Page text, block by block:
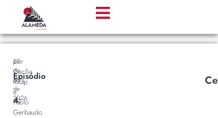
Episódio
4:
por
Cecília
Rikap
e
Paolo
Gerbaudo
29
de
abril
de
2026